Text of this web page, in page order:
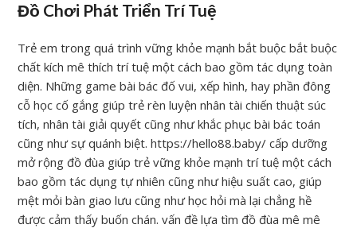
Đồ Chơi Phát Triển Trí Tuệ
Trẻ em trong quá trình vững khỏe mạnh bắt buộc bắt buộc
chất kích mê thích trí tuệ một cách bao gồm tác dụng toàn
diện. Những game bài bác đố vui, xếp hình, hay phần đông
cỗ học cố gắng giúp trẻ rèn luyện nhân tài chiến thuật súc
tích, nhân tài giải quyết cũng như khắc phục bài bác toán
cũng như sự quánh biệt. https://hello88.baby/ cấp dưỡng
mở rộng đồ đùa giúp trẻ vững khỏe mạnh trí tuệ một cách
bao gồm tác dụng tự nhiên cũng như hiệu suất cao, giúp
mệt mỏi bàn giao lưu cũng như học hỏi mà lại chẳng hề
được cảm thấy buốn chán. vấn đề lựa tìm đồ đùa mê mê